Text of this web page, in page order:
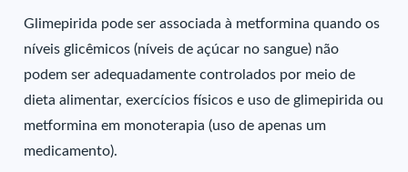
Glimepirida pode ser associada à metformina quando os
níveis glicêmicos (níveis de açúcar no sangue) não
podem ser adequadamente controlados por meio de
dieta alimentar, exercícios físicos e uso de glimepirida ou
metformina em monoterapia (uso de apenas um
medicamento).